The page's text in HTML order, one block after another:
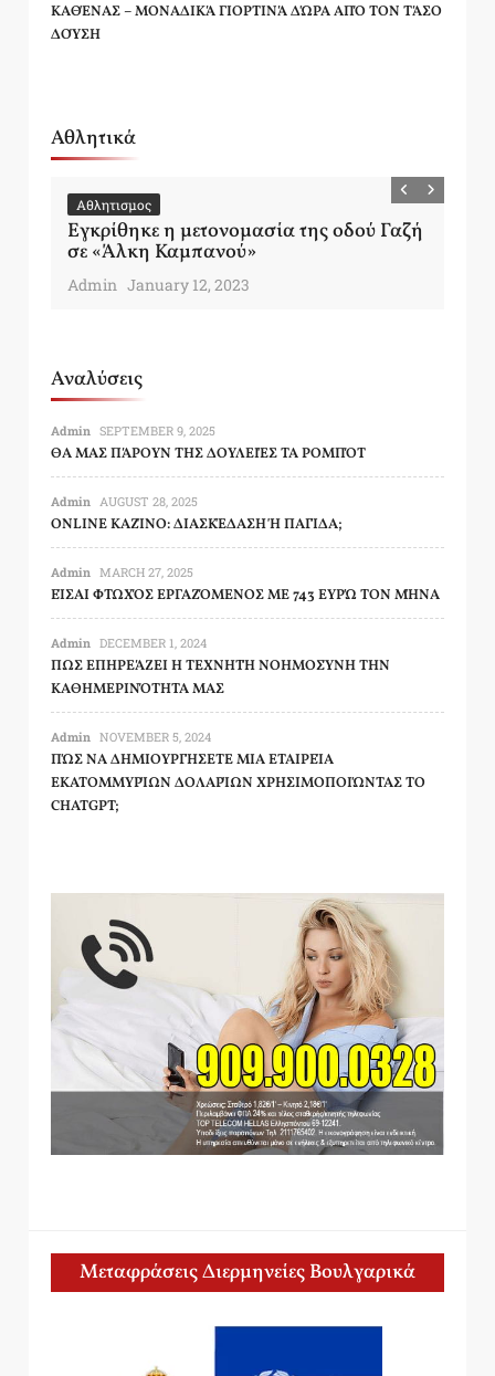
ΚΑΘΈΝΑΣ – ΜΟΝΑΔΙΚΆ ΓΙΟΡΤΙΝΆ ΔΏΡΑ ΑΠΌ ΤΟΝ ΤΆΣΟ
ΔΟΎΣΗ
Αθλητικά
Αθλητισμος
Εγκρίθηκε η μετονομασία της οδού Γαζή
σε «Άλκη Καμπανού»
Admin January 12, 2023
Αναλύσεις
Admin SEPTEMBER 9, 2025
ΘΑ ΜΑΣ ΠΆΡΟΥΝ ΤΗΣ ΔΟΥΛΕΙΈΣ ΤΑ ΡΟΜΠΌΤ
Admin AUGUST 28, 2025
ONLINE ΚΑΖΊΝΟ: ΔΙΑΣΚΈΔΑΣΗ Ή ΠΑΓΊΔΑ;
Admin MARCH 27, 2025
ΕΊΣΑΙ ΦΤΩΧΌΣ ΕΡΓΑΖΌΜΕΝΟΣ ΜΕ 743 ΕΥΡΏ ΤΟΝ ΜΉΝΑ
Admin DECEMBER 1, 2024
ΠΩΣ ΕΠΗΡΕΆΖΕΙ Η ΤΕΧΝΗΤΉ ΝΟΗΜΟΣΎΝΗ ΤΗΝ
ΚΑΘΗΜΕΡΙΝΌΤΗΤΑ ΜΑΣ
Admin NOVEMBER 5, 2024
ΠΏΣ ΝΑ ΔΗΜΙΟΥΡΓΉΣΕΤΕ ΜΙΑ ΕΤΑΙΡΕΊΑ
ΕΚΑΤΟΜΜΥΡΊΩΝ ΔΟΛΑΡΊΩΝ ΧΡΗΣΙΜΟΠΟΙΏΝΤΑΣ ΤΟ
CHATGPT;
Μεταφράσεις Διερμηνείες Βουλγαρικά